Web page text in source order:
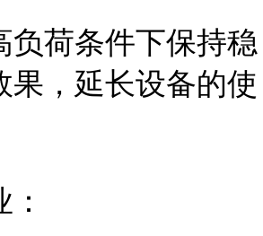
负荷条件下保持稳
果，延长设备的使